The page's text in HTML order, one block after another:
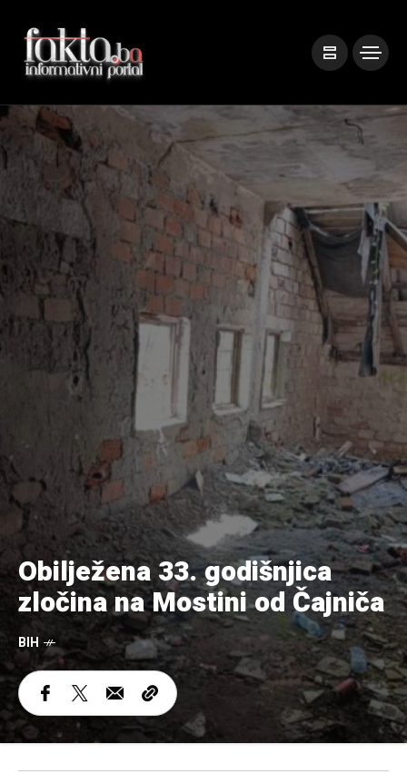
Obilježena 33. godišnjica
zločina na Mostini od Čajniča
BIH